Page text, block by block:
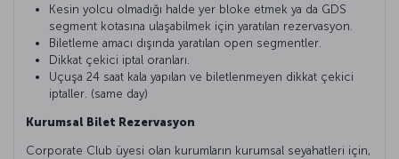
Kesin yolcu olmadığı halde yer bloke etmek ya da GDS
segment kotasına ulaşabilmek için yaratılan rezervasyon.
Biletleme amacı dışında yaratılan open segmentler.
Dikkat çekici iptal oranları.
Uçuşa 24 saat kala yapılan ve biletlenmeyen dikkat çekici
iptaller. (same day)
Kurumsal Bilet Rezervasyon
Corporate Club üyesi olan kurumların kurumsal seyahatleri için,